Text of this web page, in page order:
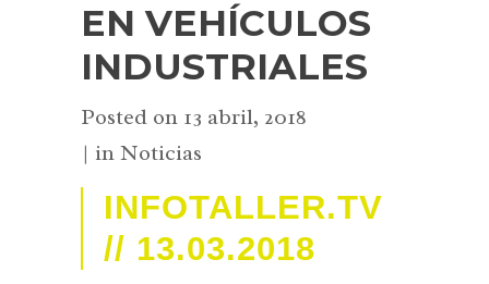
EN VEHÍCULOS
INDUSTRIALES
Posted on 13 abril, 2018
in Noticias
INFOTALLER.TV
// 13.03.2018